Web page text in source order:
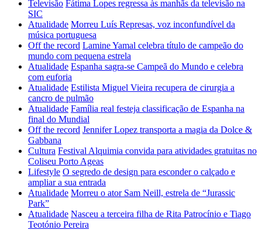
Televisão Fátima Lopes regressa às manhãs da televisão na
SIC
Atualidade Morreu Luís Represas, voz inconfundível da
música portuguesa
Off the record Lamine Yamal celebra título de campeão do
mundo com pequena estrela
Atualidade Espanha sagra-se Campeã do Mundo e celebra
com euforia
Atualidade Estilista Miguel Vieira recupera de cirurgia a
cancro de pulmão
Atualidade Família real festeja classificação de Espanha na
final do Mundial
Off the record Jennifer Lopez transporta a magia da Dolce &
Gabbana
Cultura Festival Alquimia convida para atividades gratuitas no
Coliseu Porto Ageas
Lifestyle O segredo de design para esconder o calçado e
ampliar a sua entrada
Atualidade Morreu o ator Sam Neill, estrela de “Jurassic
Park”
Atualidade Nasceu a terceira filha de Rita Patrocínio e Tiago
Teotónio Pereira